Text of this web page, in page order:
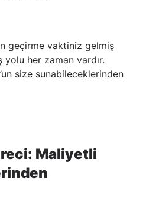
geçirme vaktiniz gelmiş
yolu her zaman vardır.
size sunabileceklerinden
Maliyetli